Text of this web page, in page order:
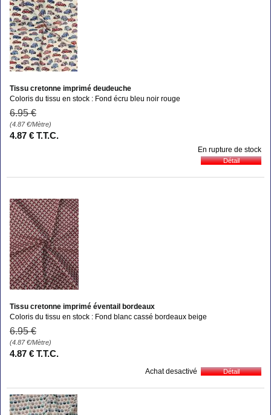
Tissu cretonne imprimé deudeuche
Coloris du tissu en stock : Fond écru bleu noir rouge
6.95 €
(4.87€/Mètre)
4.87 € T.T.C.
En rupture de stock
Tissu cretonne imprimé éventail bordeaux
Coloris du tissu en stock : Fond blanc cassé bordeaux beige
6.95 €
(4.87€/Mètre)
4.87 € T.T.C.
Achat desactivé